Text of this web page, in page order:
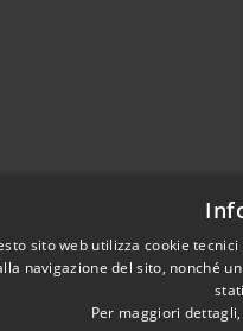
sito web utilizza cookie
navigazione del sito, nonché
Per maggiori